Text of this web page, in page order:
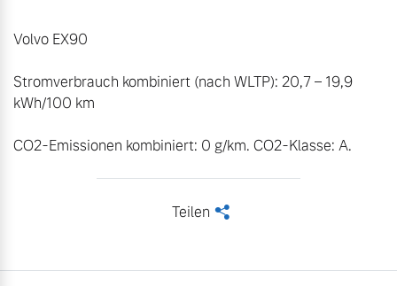
Volvo EX90
Stromverbrauch kombiniert (nach WLTP): 20,7 – 19,9
kWh/100 km
CO2-Emissionen kombiniert: 0 g/km. CO2-Klasse: A.
Teilen <